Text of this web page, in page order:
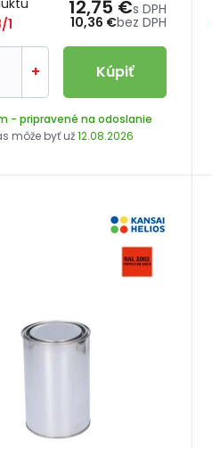
1
10,36 €bez DPH
12,75 €s DPH
+ Kúpiť
- pripravené na odoslanie
môže byť už12.08.2026